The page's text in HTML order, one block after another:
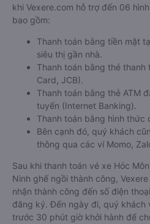
khi Vexere.com hỗ trợ đến 06
bao gồm:
Thanh toán bằng tiền mặt
siêu thị gần nhà.
Thanh toán bằng thẻ thanh
Card, JCB).
Thanh toán bằng thẻ ATM
tuyến (Internet Banking).
Thanh toán bằng hình thức
Bên cạnh đó, quý khách
thông qua các ví Momo,
Sau khi thanh toán vé xe Hóc
Ninh ghế ngồi thành công,
nhận thành công đến số điện
đăng ký. Đến ngày đi, quý khách
trước 30 phút giờ khởi hành để